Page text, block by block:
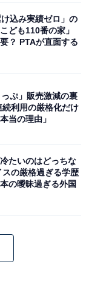
込み実績ゼロ」の
ども110番の家」
？ PTAが直面する
っぷ」販売激減の裏
続利用の厳格化だけ
当の理由」
冷たいのはどっちな
スの厳格過ぎる学歴
の曖昧過ぎる外国